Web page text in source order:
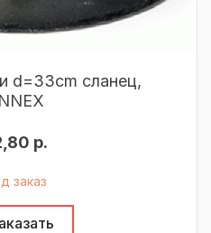
d=33cm сланец,
р.
заказ